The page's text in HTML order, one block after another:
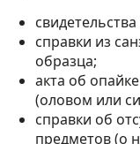
справки из
образца;
акта об
(оловом или
справки об
предметов (о